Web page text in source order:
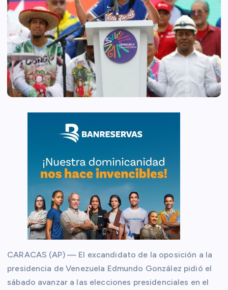
CARACAS (AP) — El excandidato de la oposición a la
presidencia de Venezuela Edmundo González pidió el
sábado avanzar a las elecciones presidenciales en el